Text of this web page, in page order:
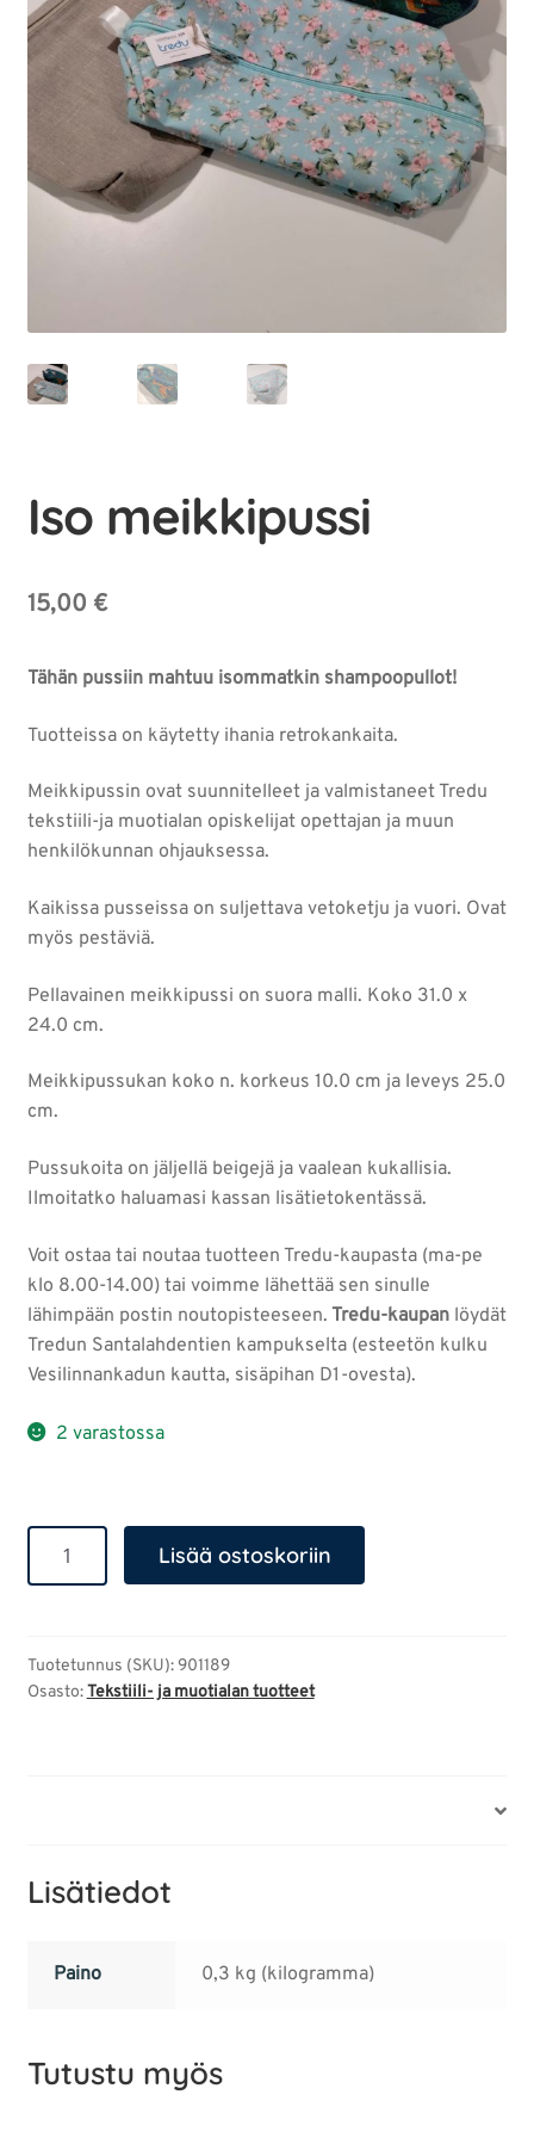
Iso meikkipussi
15,00 €
Tähän pussiin mahtuu isommatkin shampoopullot!
Tuotteissa on käytetty ihania retrokankaita.
Meikkipussin ovat suunnitelleet ja valmistaneet Tredu
tekstiili-ja muotialan opiskelijat opettajan ja muun
henkilökunnan ohjauksessa.
Kaikissa pusseissa on suljettava vetoketju ja vuori. Ovat
myös pestäviä.
Pellavainen meikkipussi on suora malli. Koko 31.0 x
24.0 cm.
Meikkipussukan koko n. korkeus 10.0 cm ja leveys 25.0
cm.
Pussukoita on jäljellä beigejä ja vaalean kukallisia.
Ilmoitatko haluamasi kassan lisätietokentässä.
Voit ostaa tai noutaa tuotteen Tredu-kaupasta (ma-pe
klo 8.00-14.00) tai voimme lähettää sen sinulle
lähimpään postin noutopisteeseen. Tredu-kaupanlöydät
Tredun Santalahdentien kampukselta (esteetön kulku
Vesilinnankadun kautta, sisäpihan D1-ovesta).
2 varastossa
meikkipussi
Lisää ostoskoriin
Tuotetunnus (SKU):901189
Osasto:Tekstiili- ja muotialan tuotteet
Lisätiedot
Paino 0,3 kg (kilogramma)
Tutustu myös